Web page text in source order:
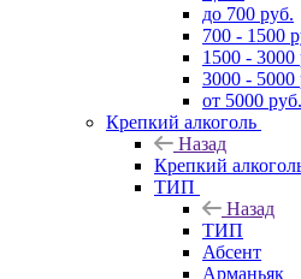
до 700 руб.
700 - 1500
1500 - 3000
3000 - 5000
от 5000 руб.
Крепкий алкоголь
Назад
Крепкий
ТИП
Назад
ТИП
Абсент
Арманьяк